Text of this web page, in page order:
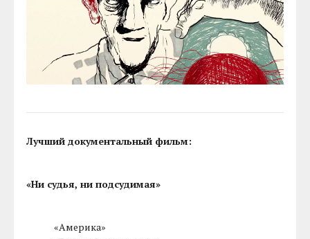
Лучший документальный фильм:
«Ни судья, ни подсудимая»
«Америка»